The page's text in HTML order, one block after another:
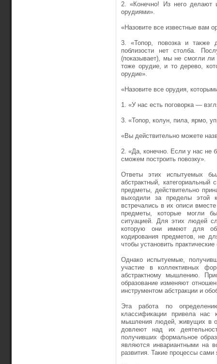
2. «Конечно! Из него
орудиями».
«Назовите все известные вам
3. «Топор, повозка и
поблизости нет столба.
(показывает), мы не смогли
тоже орудие, и то дерево,
орудие».
«Назовите все орудия,
1. «У нас есть поговорка —
3. «Топор, колун, пила, ярмо,
«Вы действительно можете
2. «Да, конечно. Если у нас не
сможем построить повозку».
Ответы этих испытуемых
абстрактный,
предметы, действительно
выходили за пределы этой
встречались в их описи
предметы, которые могли
ситуацией. Для этих людей
которую они имеют для
кодирования предметов, не
чтобы установить
Однако испытуемые,
участие в коллективных
абстрактному мышлению.
образование изменяют
инструментом абстракции и
Эта работа по
классификации привела
мышления людей, живущих в
довлеют над их
получивших формальное
являются инвариантными на
развития. Такие процессы